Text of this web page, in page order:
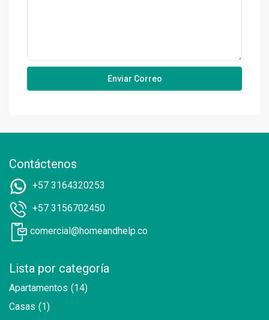
Contáctenos
+57 3164320253
+57 3156702450
comercial@homeandhelp.co
Lista por categoría
Apartamentos (14)
Casas (1)